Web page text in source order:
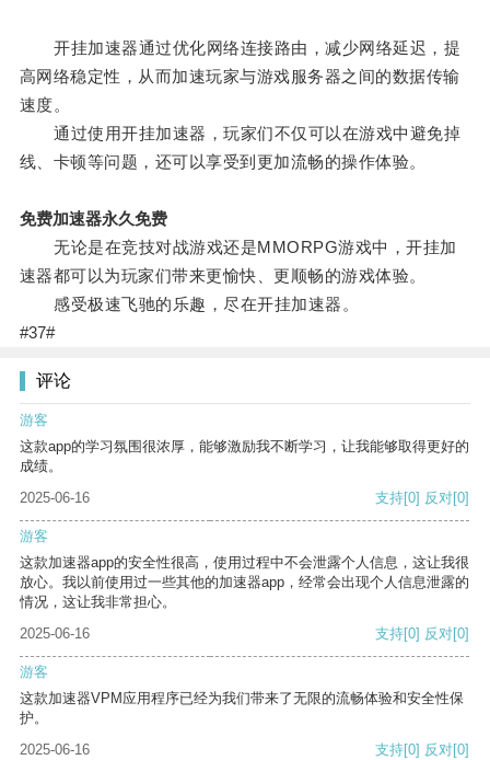
开挂加速器通过优化网络连接路由，减少网络延迟，提
高网络稳定性，从而加速玩家与游戏服务器之间的数据传输
速度。
通过使用开挂加速器，玩家们不仅可以在游戏中避免掉
线、卡顿等问题，还可以享受到更加流畅的操作体验。
免费加速器永久免费
无论是在竞技对战游戏还是MMORPG游戏中，开挂加
速器都可以为玩家们带来更愉快、更顺畅的游戏体验。
感受极速飞驰的乐趣，尽在开挂加速器。
#37#
评论
游客
这款app的学习氛围很浓厚，能够激励我不断学习，让我能够取得更好的
成绩。
2025-06-16
支持[0] 反对[0]
游客
这款加速器app的安全性很高，使用过程中不会泄露个人信息，这让我很
放心。我以前使用过一些其他的加速器app，经常会出现个人信息泄露的
情况，这让我非常担心。
2025-06-16
支持[0] 反对[0]
游客
这款加速器VPM应用程序已经为我们带来了无限的流畅体验和安全性保
护。
2025-06-16
支持[0] 反对[0]